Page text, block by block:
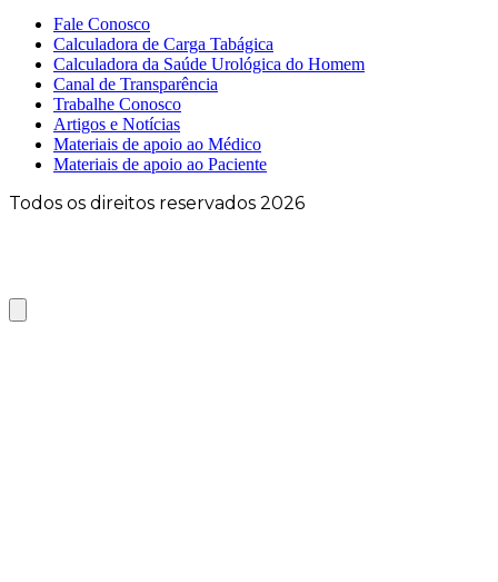
Fale Conosco
Calculadora de Carga Tabágica
Calculadora da Saúde Urológica do Homem
Canal de Transparência
Trabalhe Conosco
Artigos e Notícias
Materiais de apoio ao Médico
Materiais de apoio ao Paciente
Todos os direitos reservados 2026